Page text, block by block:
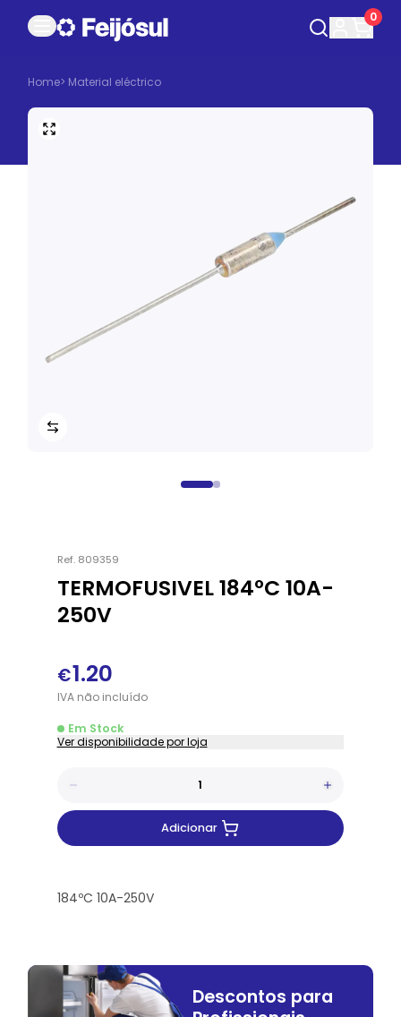
0
Home> Material eléctrico
Ref. 809359
TERMOFUSIVEL 184ºC 10A-
250V
€1.20
IVAnãoincluído
Em Stock
Ver disponibilidade por loja
Adicionar
184ºC 10A-250V
Descontos para